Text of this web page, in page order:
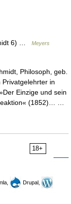
6) …
Meyers
Philosoph, geb.
in
Einzige und sein
(1852)… …
18+
Drupal,